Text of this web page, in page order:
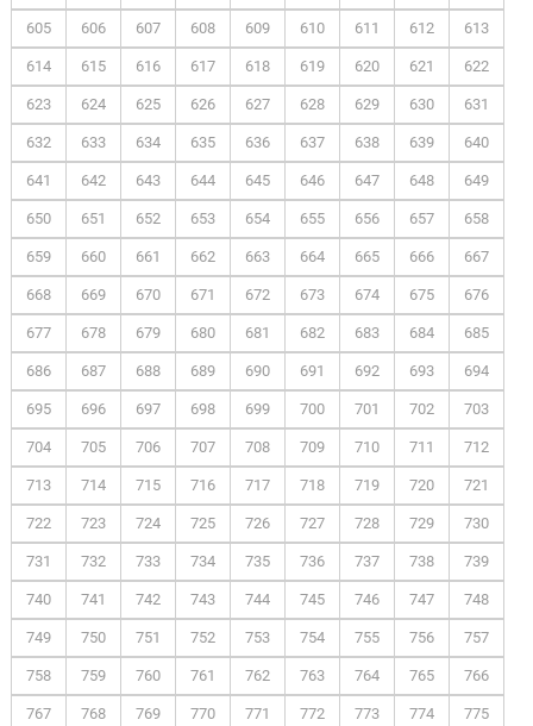
605 606 607 608 609 610 611 612 613
614 615 616 617 618 619 620 621 622
623 624 625 626 627 628 629 630 631
632 633 634 635 636 637 638 639 640
641 642 643 644 645 646 647 648 649
650 651 652 653 654 655 656 657 658
659 660 661 662 663 664 665 666 667
668 669 670 671 672 673 674 675 676
677 678 679 680 681 682 683 684 685
686 687 688 689 690 691 692 693 694
695 696 697 698 699 700 701 702 703
704 705 706 707 708 709 710 711 712
713 714 715 716 717 718 719 720 721
722 723 724 725 726 727 728 729 730
731 732 733 734 735 736 737 738 739
740 741 742 743 744 745 746 747 748
749 750 751 752 753 754 755 756 757
758 759 760 761 762 763 764 765 766
767 768 769 770 771 772 773 774 775